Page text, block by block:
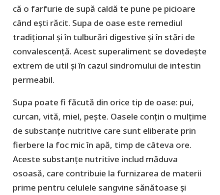
că o farfurie de supă caldă te pune pe picioare
când ești răcit. Supa de oase este remediul
tradițional și în tulburări digestive și în stări de
convalescență. Acest superaliment se dovedește
extrem de util și în cazul sindromului de intestin
permeabil.
Supa poate fi făcută din orice tip de oase: pui,
curcan, vită, miel, pește. Oasele conțin o mulțime
de substanțe nutritive care sunt eliberate prin
fierbere la foc mic în apă, timp de câteva ore.
Aceste substanțe nutritive includ măduva
osoasă, care contribuie la furnizarea de materii
prime pentru celulele sangvine sănătoase și